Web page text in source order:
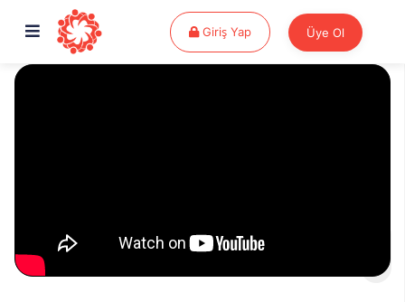
Giriş YapGiriş Yap Üye Ol